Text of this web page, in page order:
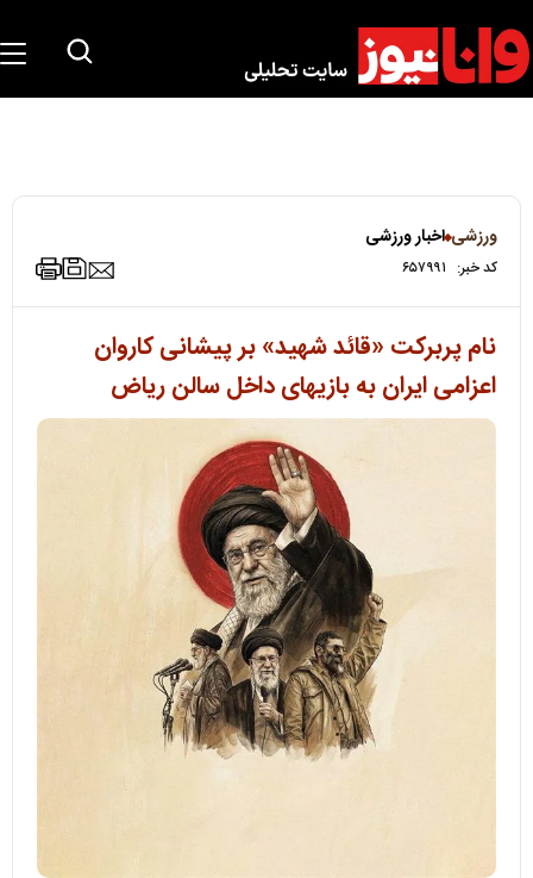
ورزشی اخبار ورزشی
کد خبر: ۶۵۷۹۹۱
نام پربرکت «قائد شهید» بر پیشانی کاروان
اعزامی ایران به بازیهای داخل سالن ریاض